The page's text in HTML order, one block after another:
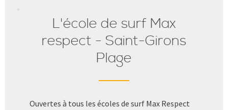
L'école de surf Max
respect - Saint-Girons
Plage
Ouvertes à tous les écoles de surf Max Respect